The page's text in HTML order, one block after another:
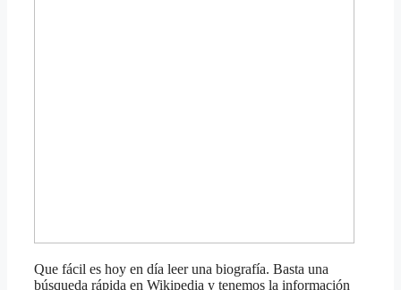
Que fácil es hoy en día leer una biografía. Basta una
búsqueda rápida en Wikipedia y tenemos la información